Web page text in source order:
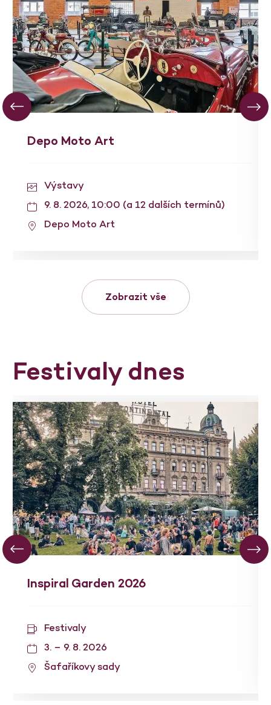
Depo Moto Art
Výstavy
9. 8. 2026, 10:00 (a 12 dalších termínů)
Depo Moto Art
Zobrazit vše
Festivaly dnes
Inspiral Garden 2026
Festivaly
3. – 9. 8. 2026
Šafaříkovy sady